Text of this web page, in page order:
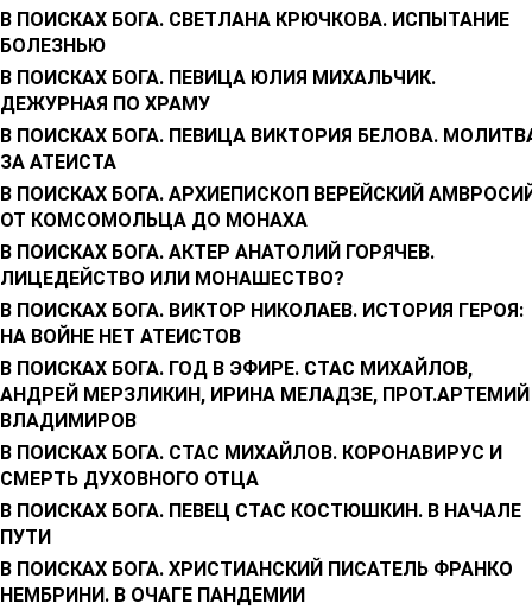
В ПОИСКАХ БОГА. СВЕТЛАНА КРЮЧКОВА. ИСПЫТАНИЕ
БОЛЕЗНЬЮ
В ПОИСКАХ БОГА. ПЕВИЦА ЮЛИЯ МИХАЛЬЧИК.
ДЕЖУРНАЯ ПО ХРАМУ
В ПОИСКАХ БОГА. ПЕВИЦА ВИКТОРИЯ БЕЛОВА.
ЗА АТЕИСТА
В ПОИСКАХ БОГА. АРХИЕПИСКОП ВЕРЕЙСКИЙ
ОТ КОМСОМОЛЬЦА ДО МОНАХА
В ПОИСКАХ БОГА. АКТЕР АНАТОЛИЙ ГОРЯЧЕВ.
ЛИЦЕДЕЙСТВО ИЛИ МОНАШЕСТВО?
В ПОИСКАХ БОГА. ВИКТОР НИКОЛАЕВ. ИСТОРИЯ ГЕРОЯ:
НА ВОЙНЕ НЕТ АТЕИСТОВ
В ПОИСКАХ БОГА. ГОД В ЭФИРЕ. СТАС МИХАЙЛОВ,
АНДРЕЙ МЕРЗЛИКИН, ИРИНА МЕЛАДЗЕ, ПРОТ.АРТЕМИЙ
ВЛАДИМИРОВ
В ПОИСКАХ БОГА. СТАС МИХАЙЛОВ. КОРОНАВИРУС И
СМЕРТЬ ДУХОВНОГО ОТЦА
В ПОИСКАХ БОГА. ПЕВЕЦ СТАС КОСТЮШКИН. В НАЧАЛЕ
ПУТИ
В ПОИСКАХ БОГА. ХРИСТИАНСКИЙ ПИСАТЕЛЬ ФРАНКО
НЕМБРИНИ. В ОЧАГЕ ПАНДЕМИИ